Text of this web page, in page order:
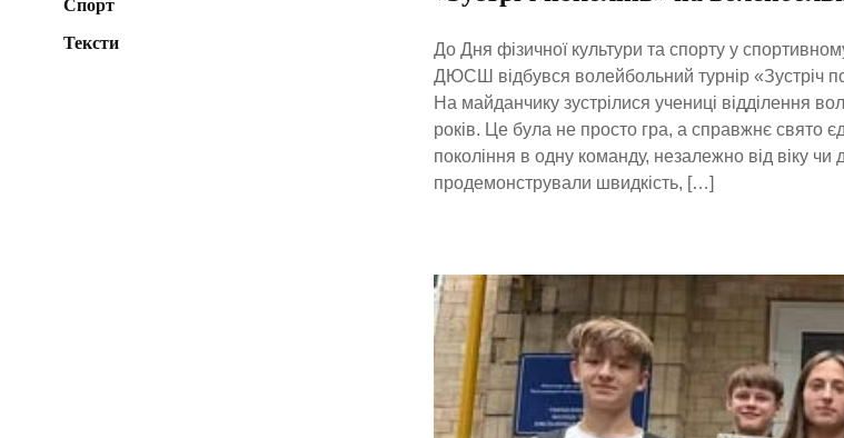
До Дня фізичної культури та спорту у
ДЮСШ відбувся волейбольний турнір «Зустріч
На майданчику зустрілися учениці відділення
років. Це була не просто гра, а справжнє свято
покоління в одну команду, незалежно від віку чи
продемонстрували швидкість, […]
Спорт
Тексти